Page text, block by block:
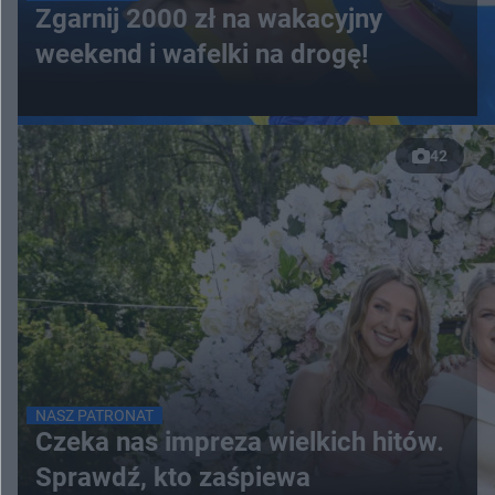
Zgarnij 2000 zł na wakacyjny
weekend i wafelki na drogę!
42
NASZ PATRONAT
Czeka nas impreza wielkich hitów.
Sprawdź, kto zaśpiewa